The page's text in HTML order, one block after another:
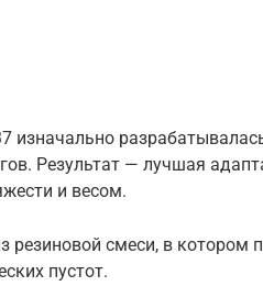
изначально
Результат — лучшая
и весом.
резиновой смеси, в котором
пустот.